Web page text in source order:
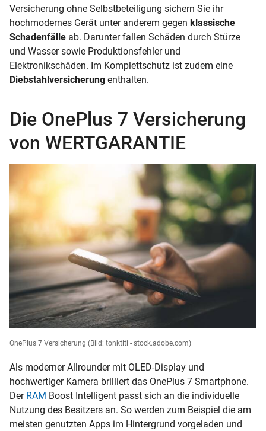
Versicherung ohne Selbstbeteiligung sichern Sie ihr
hochmodernes Gerät unter anderem gegen klassische
Schadenfälle ab. Darunter fallen Schäden durch Stürze
und Wasser sowie Produktionsfehler und
Elektronikschäden. Im Komplettschutz ist zudem eine
Diebstahlversicherung enthalten.
Die OnePlus 7 Versicherung
von WERTGARANTIE
OnePlus 7 Versicherung (Bild: tonktiti - stock.adobe.com)
Als moderner Allrounder mit OLED-Display und
hochwertiger Kamera brilliert das OnePlus 7 Smartphone.
Der RAM Boost Intelligent passt sich an die individuelle
Nutzung des Besitzers an. So werden zum Beispiel die am
meisten genutzten Apps im Hintergrund vorgeladen und